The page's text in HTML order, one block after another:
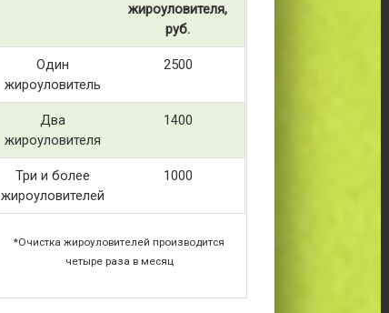
жироуловителя,
руб.
Один
жироуловитель
2500
Два
жироуловителя
1400
Три и более
жироуловителей
1000
*Очистка жироуловителей производится
четыре раза в месяц